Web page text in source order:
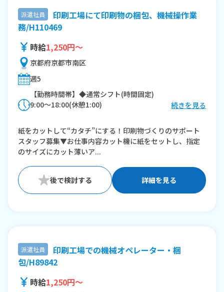
派遣社員
印刷工場にて印刷物の梱包、機械操作業
務/H110469
時給1,250円～
京都府京都市南区
週5
【勤務時間帯】◆通常シフト(時間固定)
9:00〜18:00(休憩1:00)
※残業：10〜20時間程度/月
続きを見る
紙をカットして“カタチ”にする！印刷物づくりのサポート
スタッフ募集▼お仕事内容カット機に紙をセットし、指定
のサイズにカット薄いア...
詳細を見る
派遣社員
印刷工場での機械オペレーター・梱
包/H89842
時給1,250円～